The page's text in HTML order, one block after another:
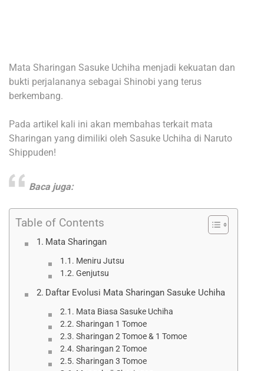
Mata Sharingan Sasuke Uchiha menjadi kekuatan dan
bukti perjalananya sebagai Shinobi yang terus
berkembang.
Pada artikel kali ini akan membahas terkait mata
Sharingan yang dimiliki oleh Sasuke Uchiha di Naruto
Shippuden!
Baca juga:
Table of Contents
Mata Sharingan
Meniru Jutsu
Genjutsu
Daftar Evolusi Mata Sharingan Sasuke Uchiha
Mata Biasa Sasuke Uchiha
Sharingan 1 Tomoe
Sharingan 2 Tomoe & 1 Tomoe
Sharingan 2 Tomoe
Sharingan 3 Tomoe